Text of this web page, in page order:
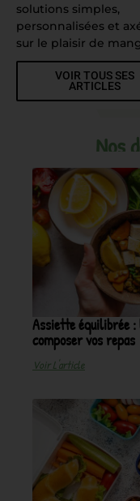
solutions simples,
personnalisées et
sur le plaisir de
VOIR TOUS SES
ARTICLES
Nos
Assiette équilibrée
composer vos repas
Voir L'article